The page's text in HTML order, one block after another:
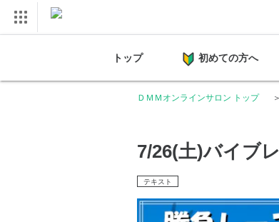
トップ 初めての方へ
ＤＭＭオンラインサロン トップ
7/26(土)バイブ
テキスト